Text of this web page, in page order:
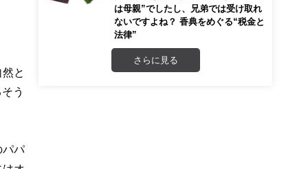
と
う
パパ
は母親”でしたし、兄弟では受け取れ
ないですよね？ 香典をめぐる“税金と
法律”
さらに見る